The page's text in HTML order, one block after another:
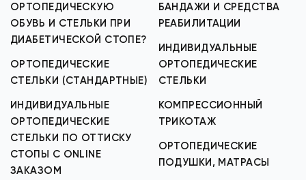
ОРТОПЕДИЧЕСКУЮ
ОБУВЬ И СТЕЛЬКИ ПРИ
ДИАБЕТИЧЕСКОЙ СТОПЕ?
ОРТОПЕДИЧЕСКИЕ
СТЕЛЬКИ (СТАНДАРТНЫЕ)
ИНДИВИДУАЛЬНЫЕ
ОРТОПЕДИЧЕСКИЕ
СТЕЛЬКИ ПО ОТТИСКУ
СТОПЫ С ONLINE
ЗАКАЗОМ
БАНДАЖИ И СРЕДСТВА
РЕАБИЛИТАЦИИ
ИНДИВИДУАЛЬНЫЕ
ОРТОПЕДИЧЕСКИЕ
СТЕЛЬКИ
КОМПРЕССИОННЫЙ
ТРИКОТАЖ
ОРТОПЕДИЧЕСКИЕ
ПОДУШКИ, МАТРАСЫ